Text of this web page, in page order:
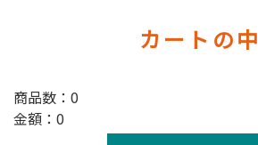
カートの中
商品数：0
金額：0